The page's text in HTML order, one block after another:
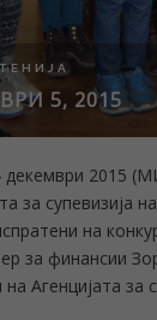
5, 2015
декември 2015
за супевизија
на
за финансии
на Агенцијата